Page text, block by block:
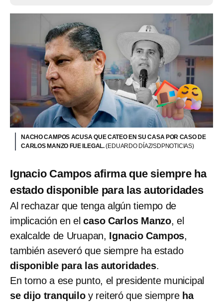
NACHO CAMPOS ACUSA QUE CATEO EN SU CASA POR CASO DE
CARLOS MANZO FUE ILEGAL.(EDUARDO DÍAZ/SDPNOTICIAS)
Ignacio Campos afirma que siempre ha
estado disponible para las autoridades
Al rechazar que tenga algún tiempo de
implicación en elcaso Carlos Manzo, el
exalcalde de Uruapan, Ignacio Campos,
también aseveró que siempre ha estado
disponible para las autoridades.
En torno a ese punto, el presidente municipal
se dijo tranquiloy reiteró que siempre ha